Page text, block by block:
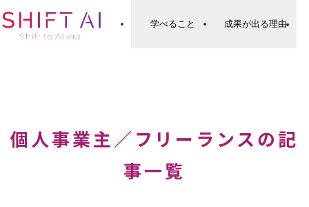
学べること 成果が出る理由
個人事業主／フリーランスの記
事一覧